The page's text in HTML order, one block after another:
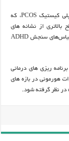
نشان داده شده است که زنان مبتلا به سندرم تخمدان پلی کیستیک PCOS، که
از نشانه های
بیرونی سازی مثل تکانشگری یا پرتحرکی و بیقراری را در مقیاس‌های سنجش ADHD
ریزی های درمانی
هورمونی در بازه های
نظر گرفته شود.